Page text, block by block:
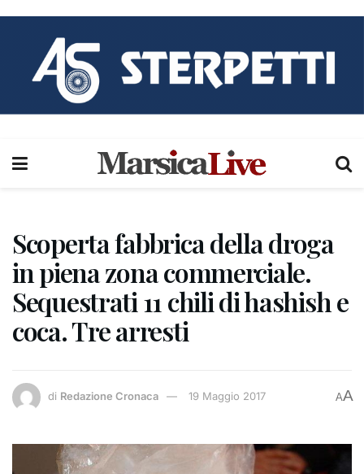
Scoperta fabbrica della droga
in piena zona commerciale.
Sequestrati 11 chili di hashish e
coca. Tre arresti
di Redazione Cronaca 19 Maggio 2017 AA